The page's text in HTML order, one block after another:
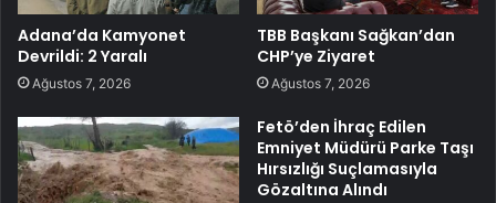
Adana’da Kamyonet
Devrildi: 2 Yaralı
Ağustos 7, 2026
TBB Başkanı Sağkan’dan
CHP’ye Ziyaret
Ağustos 7, 2026
Fetö’den İhraç Edilen
Emniyet Müdürü Parke Taşı
Hırsızlığı Suçlamasıyla
Gözaltına Alındı